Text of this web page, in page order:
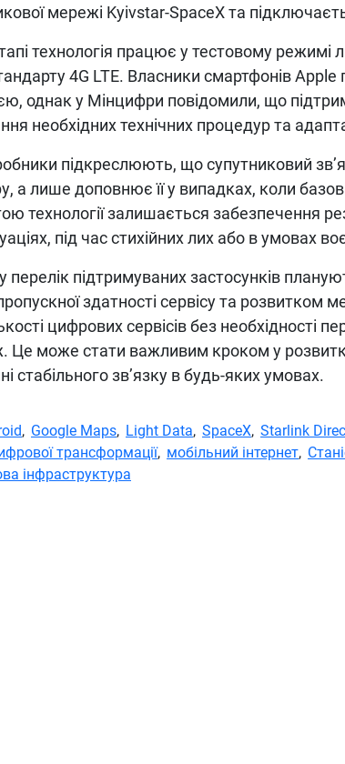
мережі Kyivstar-SpaceX та
технологія працює у тестовому режимі
4G LTE. Власники смартфонів
однак у Мінцифри повідомили, що
необхідних технічних процедур та
підкреслюють, що супутниковий
а лише доповнює її у випадках, коли базові
технології залишається забезпечення
під час стихійних лих або в умовах
підтримуваних застосунків
здатності сервісу та розвитком
цифрових сервісів без необхідності
Це може стати важливим кроком у
стабільного зв’язку в будь-яких умовах.
, Google Maps, Light Data, SpaceX, Starlink
трансформації, мобільний інтернет,
інфраструктура